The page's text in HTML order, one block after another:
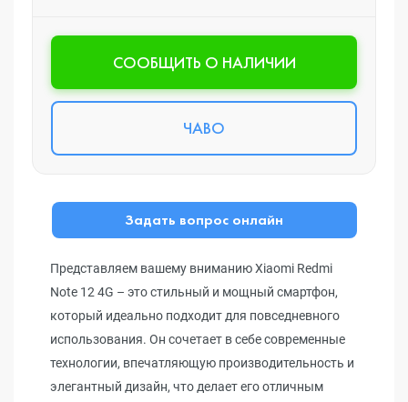
CООБЩИТЬ О НАЛИЧИИ
ЧАВО
Задать вопрос онлайн
Представляем вашему вниманию Xiaomi Redmi
Note 12 4G – это стильный и мощный смартфон,
который идеально подходит для повседневного
использования. Он сочетает в себе современные
технологии, впечатляющую производительность и
элегантный дизайн, что делает его отличным